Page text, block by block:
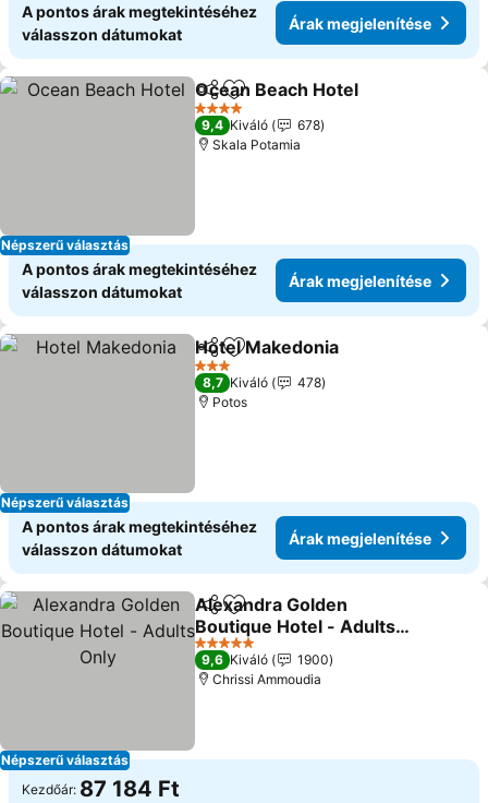
A pontos árak megtekintéséhez
válasszon dátumokat
Árak megjelenítése
Népszerű választás
Megosztás
Hozzáadás a kedvencekhez
Ocean Beach Hotel
4 Kategória
9,4 Kiváló
678
Skala Potamia
A pontos árak megtekintéséhez
válasszon dátumokat
Árak megjelenítése
Népszerű választás
Megosztás
Hozzáadás a kedvencekhez
Hotel Makedonia
3 Kategória
8,7 Kiváló
478
Potos
A pontos árak megtekintéséhez
válasszon dátumokat
Árak megjelenítése
Népszerű választás
Megosztás
Hozzáadás a kedvencekhez
Alexandra Golden
Boutique Hotel - Adults
Only
5 Kategória
9,6 Kiváló
1900
Chrissi Ammoudia
Kezdőár: 87 184 Ft